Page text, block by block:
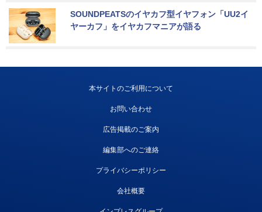
SOUNDPEATSのイヤカフ型イヤフォン「UU2イ
ヤーカフ」をイヤカフマニアが語る
本サイトのご利用について
お問い合わせ
広告掲載のご案内
編集部へのご連絡
プライバシーポリシー
会社概要